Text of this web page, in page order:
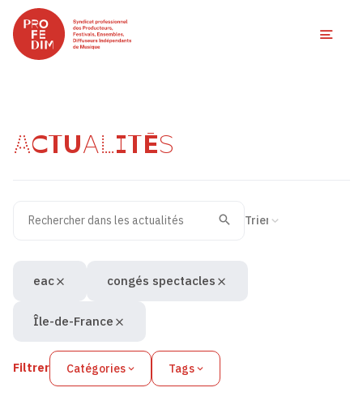
ACTUALITÉS
Recherche
Valider
Filtrer Catégories Tags
eac congés spectacles
Île-de-France